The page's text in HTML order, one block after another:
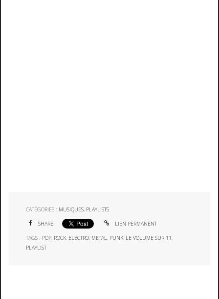
CATÉGORIES : MUSIQUES, PLAYLISTS
SHARE LIEN PERMANENT
TAGS : POP, ROCK, ELECTRO, METAL , PUNK, LE VOLUME SUR 11 ,
PLAYLIST